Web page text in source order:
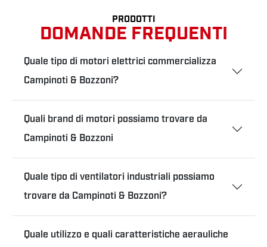
PRODOTTI
DOMANDE FREQUENTI
Quale tipo di motori elettrici commercializza
Campinoti & Bozzoni?
Quali brand di motori possiamo trovare da
Campinoti & Bozzoni
Quale tipo di ventilatori industriali possiamo
trovare da Campinoti & Bozzoni?
Quale utilizzo e quali caratteristiche aerauliche